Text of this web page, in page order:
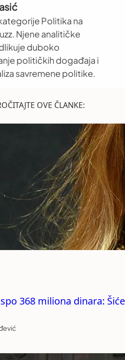
Politika na
Njene analitičke
duboko
političkih događaja i
savremene politike.
OVE ČLANKE:
368 miliona dinara: